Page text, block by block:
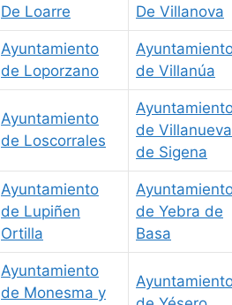
De Loarre
De Villanova
Ayuntamiento
de Loporzano
de Villanúa
Ayuntamiento
de Loscorrales
de Villanueva
de Sigena
Ayuntamiento
de Lupiñen
Ortilla
de Yebra de
Basa
Ayuntamiento
de Monesma y